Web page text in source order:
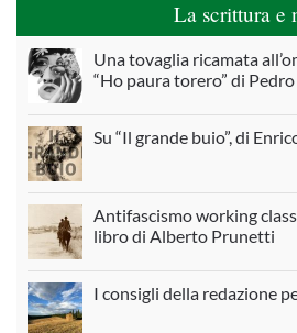
La scrittura e
Una tovaglia ricamata
“Ho paura torero” di
Su “Il grande buio”, di
Antifascismo working
libro di Alberto Prunetti
I consigli della redazione